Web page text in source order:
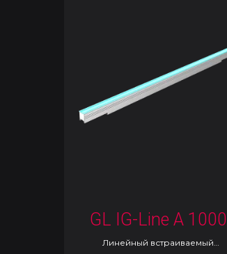
GL IG-Line A 1000
Линейный встраиваемый